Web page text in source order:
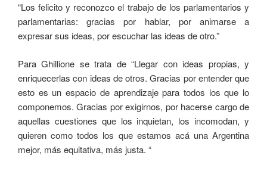
“Los felicito y reconozco el trabajo de los parlamentarios y
parlamentarias: gracias por hablar, por animarse a
expresar sus ideas, por escuchar las ideas de otro.”
Para Ghillione se trata de “Llegar con ideas propias, y
enriquecerlas con ideas de otros. Gracias por entender que
esto es un espacio de aprendizaje para todos los que lo
componemos. Gracias por exigirnos, por hacerse cargo de
aquellas cuestiones que los inquietan, los incomodan, y
quieren como todos los que estamos acá una Argentina
mejor, más equitativa, más justa. “